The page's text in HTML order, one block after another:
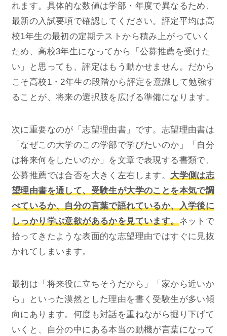
れます。具体的な数値は学部・年度で異なるため、
最新の入試要項で確認してください。評定平均は高
校1年生の最初の定期テストから積み上がっていく
ため、高校3年生になってから「公募推薦を受けた
い」と思っても、評定はもう動かせません。だから
こそ高校1・2年生の段階から評定を意識して勉強す
ることが、将来の選択肢を広げる準備になります。
次に重要なのが「志望理由書」です。志望理由書は
「なぜこの大学のこの学部で学びたいのか」「自分
は将来何をしたいのか」を文章で表現する書類で、
公募推薦では合否を大きく左右します。大学側は志
望理由書を通して、受験生が大学のことを本気で調
べているか、自分の言葉で語れているか、入学後に
しっかり学ぶ意欲があるかを見ています。ネットで
拾ってきたような表面的な志望理由ではすぐに見抜
かれてしまいます。
最初は「将来役に立ちそうだから」「家から近いか
ら」といった漠然とした理由を書く受験生が多い傾
向にあります。何度も対話を重ねながら掘り下げて
いくと、自分の中にある本当の動機が言葉になって